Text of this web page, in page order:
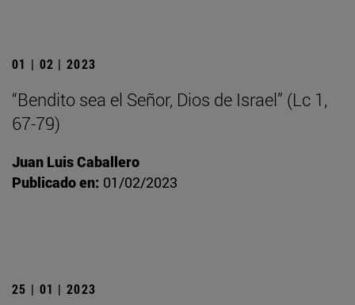
01 | 02 | 2023
“Bendito sea el Señor, Dios de Israel” (Lc 1,
67-79)
Juan Luis Caballero
Publicado en: 01/02/2023
25 | 01 | 2023